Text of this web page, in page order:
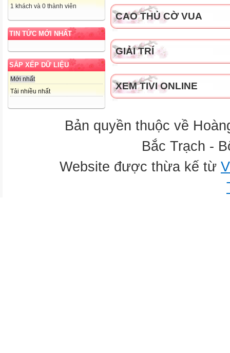
1 khách và 0 thành viên
TIN TỨC MỚI NHẤT
SẮP XẾP DỮ LIỆU
Mới nhất
Tải nhiều nhất
CAO THỦ CỜ VUA
GIẢI TRÍ
XEM TIVI ONLINE
Bản quyền thuộc về
Bắc Trạch -
Website được thừa kế từ